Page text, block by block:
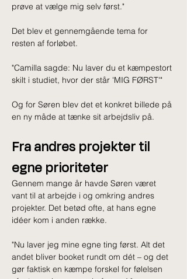
prøve at vælge mig selv først."
Det blev et gennemgående tema for
resten af forløbet.
"Camilla sagde: Nu laver du et kæmpestort
skilt i studiet, hvor der står 'MIG FØRST'"
Og for Søren blev det et konkret billede på
en ny måde at tænke sit arbejdsliv på.
Fra andres projekter til
egne prioriteter
Gennem mange år havde Søren været
vant til at arbejde i og omkring andres
projekter. Det betød ofte, at hans egne
idéer kom i anden række.
"Nu laver jeg mine egne ting først. Alt det
andet bliver booket rundt om dét – og det
gør faktisk en kæmpe forskel for følelsen